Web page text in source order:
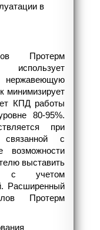
в
Протерм
нержавеющую
минимизирует
КПД работы
80-95%.
при
с
возможности
выставить
с учетом
Расширенный
Протерм